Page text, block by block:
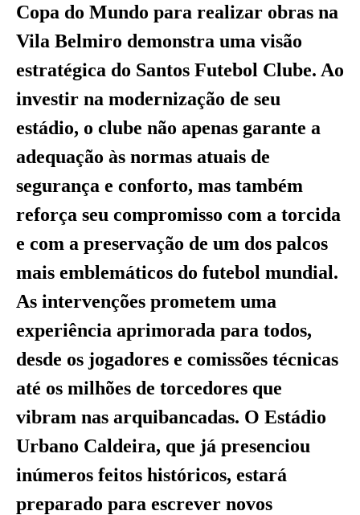
Copa do Mundo para realizar obras na
Vila Belmiro demonstra uma visão
estratégica do Santos Futebol Clube. Ao
investir na modernização de seu
estádio, o clube não apenas garante a
adequação às normas atuais de
segurança e conforto, mas também
reforça seu compromisso com a torcida
e com a preservação de um dos palcos
mais emblemáticos do futebol mundial.
As intervenções prometem uma
experiência aprimorada para todos,
desde os jogadores e comissões técnicas
até os milhões de torcedores que
vibram nas arquibancadas. O Estádio
Urbano Caldeira, que já presenciou
inúmeros feitos históricos, estará
preparado para escrever novos